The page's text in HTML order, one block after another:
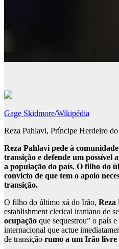
Gage Skidmore/Wikipédia
Reza Pahlavi, Príncipe Herdeiro
Reza Pahlavi pede à
transição e defende um possível
a população do país. O filho do
convicto de que tem o apoio
transição.
O filho do último xá do Irão, Reza
establishment clerical iraniano de
ocupação que sequestrou” o país
internacional que actue
de transição rumo a um Irão livre